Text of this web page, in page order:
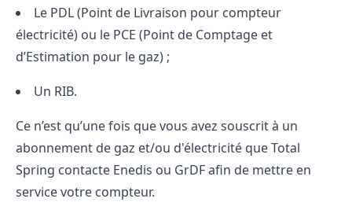
Le PDL (Point de Livraison pour compteur
électricité) ou le PCE (Point de Comptage et
d’Estimation pour le gaz) ;
Un RIB.
Ce n’est qu’une fois que vous avez souscrit à un
abonnement de gaz et/ou d'électricité que Total
Spring contacte Enedis ou GrDF afin de mettre en
service votre compteur.